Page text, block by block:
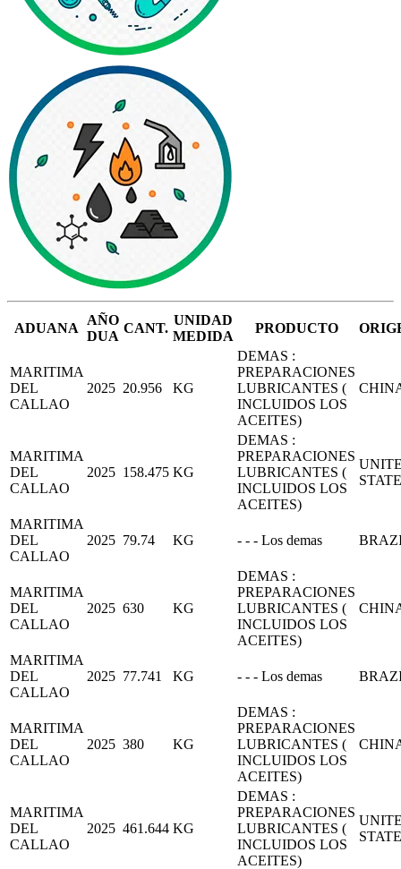
ADUANA
AÑO
DUA
CANT.
UNIDAD
MEDIDA
PRODUCTO
MARITIMA
DEL
CALLAO
2025 20.956 KG
DEMAS :
PREPARACIONES
LUBRICANTES (
INCLUIDOS LOS
ACEITES)
MARITIMA
DEL
CALLAO
2025 158.475 KG
DEMAS :
PREPARACIONES
LUBRICANTES (
INCLUIDOS LOS
ACEITES)
MARITIMA
DEL
CALLAO
2025 79.74 KG - - - Los demas
MARITIMA
DEL
CALLAO
2025 630 KG
DEMAS :
PREPARACIONES
LUBRICANTES (
INCLUIDOS LOS
ACEITES)
MARITIMA
DEL
CALLAO
2025 77.741 KG - - - Los demas
MARITIMA
DEL
CALLAO
2025 380 KG
DEMAS :
PREPARACIONES
LUBRICANTES (
INCLUIDOS LOS
ACEITES)
MARITIMA
DEL
CALLAO
2025 461.644 KG
DEMAS :
PREPARACIONES
LUBRICANTES (
INCLUIDOS LOS
ACEITES)